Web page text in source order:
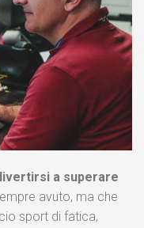
a superare
avuto, ma che
sport di fatica,